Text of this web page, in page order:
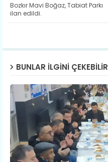
Bozkır ​Mavi Boğaz, Tabiat Parkı
ilan edildi.
BUNLAR ILGINI ÇEKEBILIR